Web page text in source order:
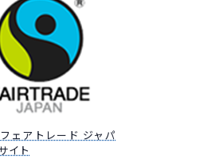
フェアトレード ジャパ
イト